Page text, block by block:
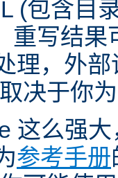
(包含目
重写结
理，外
决于你
这么强
参考手册